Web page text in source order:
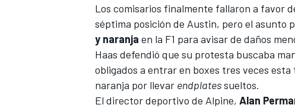
Los comisarios finalmente fallaron a favor
séptima posición de Austin, pero el asunto
y naranja en la F1 para avisar de daños
Haas defendió que su protesta buscaba
obligados a entrar en boxes tres veces
naranja por llevar endplatessueltos.
El director deportivo de Alpine, Alan